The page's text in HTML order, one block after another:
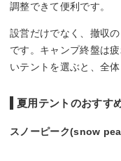
調整できて便利です。
設営だけでなく、撤収
です。キャンプ終盤は
いテントを選ぶと、全
夏用テントのおすす
スノーピーク(snow